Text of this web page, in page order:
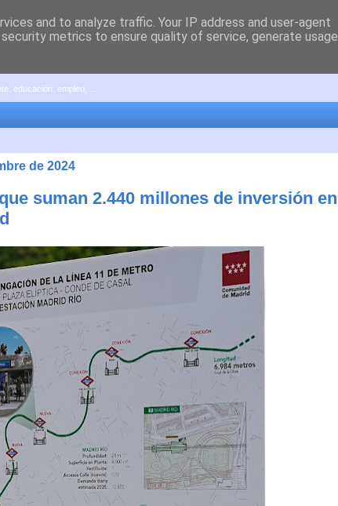
educación, empleo, ...
de 2024
suman 2.440 millones de inversión en
and to analyze traffic. Your IP address and user-agent
metrics to ensure quality of service, generate usage